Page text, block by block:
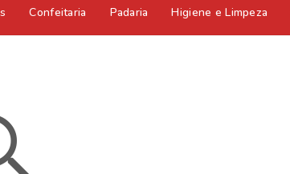
Confeitaria Padaria Higiene e Limpeza